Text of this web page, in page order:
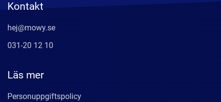
Kontakt
hej@mowy.se
031-20 12 10
Läs mer
Personuppgiftspolicy